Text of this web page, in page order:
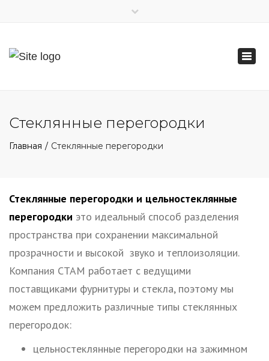
Стеклянные перегородки
Главная Стеклянные перегородки
Стеклянные перегородки и цельностеклянные
перегородки это идеальный способ разделения
пространства при сохранении максимальной
прозрачности и высокой звуко и теплоизоляции.
Компания СТАМ работает с ведущими
поставщиками фурнитуры и стекла, поэтому мы
можем предложить различные типы стеклянных
перегородок:
цельностеклянные перегородки на зажимном